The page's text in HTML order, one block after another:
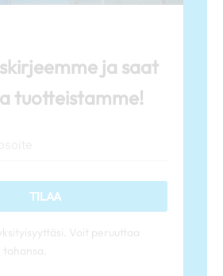
ja saat
tuotteistamme!
TILAA